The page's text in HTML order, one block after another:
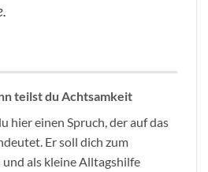
teilst du Achtsamkeit
hier einen Spruch, der auf das
Er soll dich zum
als kleine Alltagshilfe